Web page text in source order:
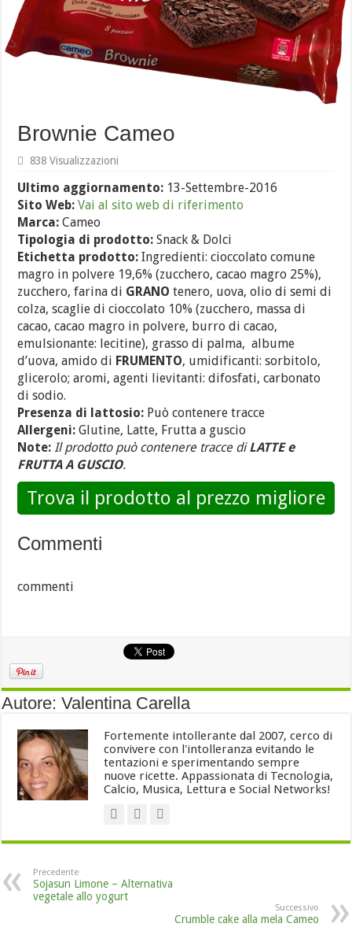
Brownie Cameo
838 Visualizzazioni
Ultimo aggiornamento: 13-Settembre-2016
Sito Web: Vai al sito web di riferimento
Marca: Cameo
Tipologia di prodotto: Snack & Dolci
Etichetta prodotto: Ingredienti: cioccolato comune
magro in polvere 19,6% (zucchero, cacao magro 25%),
zucchero, farina di GRANO tenero, uova, olio di semi di
colza, scaglie di cioccolato 10% (zucchero, massa di
cacao, cacao magro in polvere, burro di cacao,
emulsionante: lecitine), grasso di palma, albume
d’uova, amido di FRUMENTO, umidificanti: sorbitolo,
glicerolo; aromi, agenti lievitanti: difosfati, carbonato
di sodio.
Presenza di lattosio: Può contenere tracce
Allergeni: Glutine, Latte, Frutta a guscio
Note: Il prodotto può contenere tracce diLATTE e
FRUTTA A GUSCIO.
Trova il prodotto al prezzo migliore
Commenti
commenti
Autore: Valentina Carella
Fortemente intollerante dal 2007, cerco di
convivere con l'intolleranza evitando le
tentazioni e sperimentando sempre
nuove ricette. Appassionata di Tecnologia,
Calcio, Musica, Lettura e Social Networks!
Precedente
Sojasun Limone – Alternativa
vegetale allo yogurt
Successivo
Crumble cake alla mela Cameo